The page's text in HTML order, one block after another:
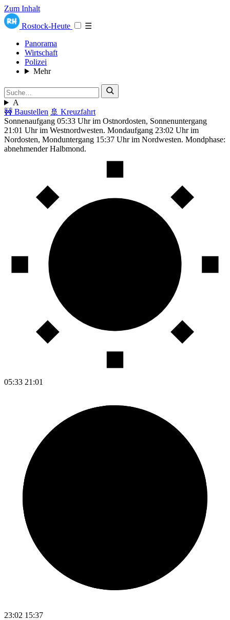
Zum Inhalt
Rostock-Heute
☰
Panorama
Wirtschaft
Polizei
Mehr
A
🚧 Baustellen 🚢 Kreuzfahrt
Sonnenaufgang 05:33 Uhr im Ostnordosten, Sonnenuntergang
21:01 Uhr im Westnordwesten. Mondaufgang 23:02 Uhr im
Nordosten, Monduntergang 15:37 Uhr im Nordwesten. Mondphase:
abnehmender Halbmond.
05:33 21:01
23:02 15:37